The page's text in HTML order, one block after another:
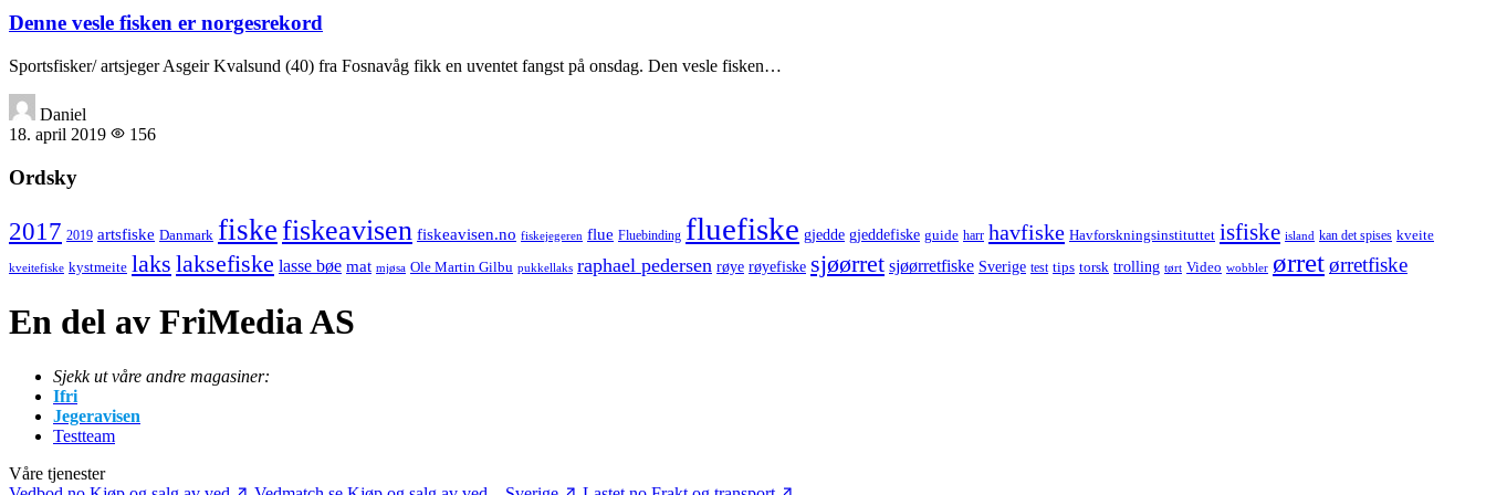
Denne vesle fisken er norgesrekord
Sportsfisker/ artsjeger Asgeir Kvalsund (40) fra Fosnavåg fikk en uventet fangst på onsdag. Den vesle fisken…
Daniel
18. april 2019
156
Ordsky
2017 2019 artsfiske Danmark fiskefiskeavisen fiskeavisen.no fiskejegeren flue Fluebinding fluefiske gjedde gjeddefiske guide harr havfiske Havforskningsinstituttet isfiske island kan det spises kveite
kveitefiske kystmeite laks laksefiske lasse bøe mat mjøsa Ole Martin Gilbu pukkellaks raphael pedersen røye røyefiske sjøørret sjøørretfiske Sverige test tips torsk trolling tørt Video wobbler ørretørretfiske
En del av FriMedia AS
Sjekk ut våre andre magasiner:
Ifri
Jegeravisen
Testteam
Våre tjenester